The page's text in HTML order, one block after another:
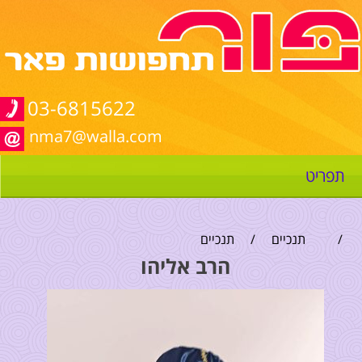
03-6815622
nma7@walla.com
תפריט
/ תנכיים / תנכיים
הרב אליהו